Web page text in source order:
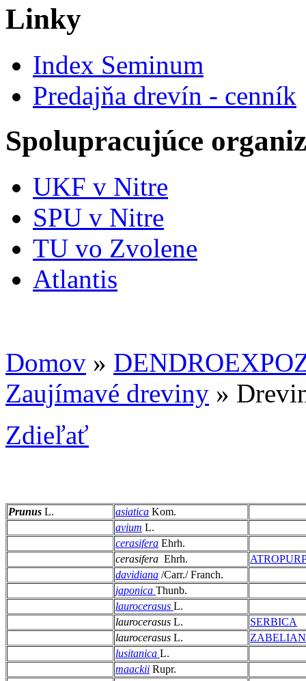
Linky
Index Seminum
Predajňa drevín - cenník
Spolupracujúce
UKF v Nitre
SPU v Nitre
TU vo Zvolene
Atlantis
Domov »
Zaujímavé dreviny »
Zdieľať
Prunus L. asiatica Kom.
avium L.
cerasifera Ehrh.
cerasifera Ehrh.
davidiana /Carr./ Franch.
japonica Thunb.
laurocerasus L.
laurocerasus L.
SERBICA
laurocerasus L.
lusitanica L.
maackii Rupr.